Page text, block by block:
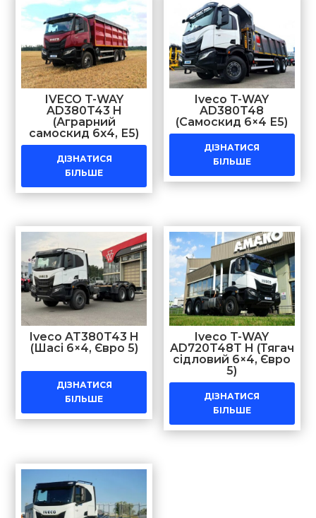
IVECO T-WAY
AD380T43 H
(Аграрний
самоскид 6х4, Е5)
ДІЗНАТИСЯ
БІЛЬШЕ
Iveco T-WAY
AD380T48
(Самоскид 6×4 Е5)
ДІЗНАТИСЯ
БІЛЬШЕ
Iveco AT380T43 H
(Шасі 6×4, Євро 5)
ДІЗНАТИСЯ
БІЛЬШЕ
Iveco T-WAY
AD720T48T H (Тягач
сідловий 6×4, Євро
5)
ДІЗНАТИСЯ
БІЛЬШЕ